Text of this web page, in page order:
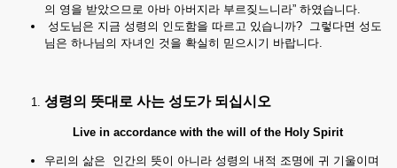
의 영을 받았으므로 아바 아버지라 부르짖느니라” 하였습니다.
성도님은 지금 성령의 인도함을 따르고 있습니까? 그렇다면 성도
님은 하나님의 자녀인 것을 확실히 믿으시기 바랍니다.
셩령의 뜻대로 사는 성도가 되십시오
Live in accordance with the will of the Holy Spirit
우리의 삶은 인간의 뜻이 아니라 성령의 내적 조명에 귀 기울이며